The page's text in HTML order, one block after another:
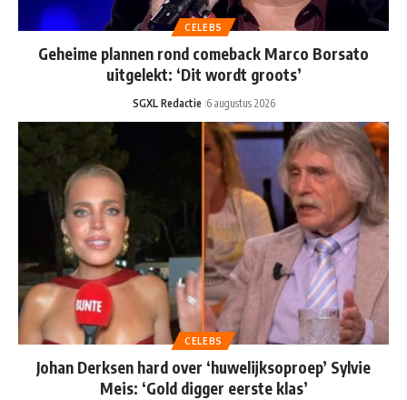
CELEBS
Geheime plannen rond comeback Marco Borsato
uitgelekt: ‘Dit wordt groots’
SGXL Redactie 6 augustus 2026
CELEBS
Johan Derksen hard over ‘huwelijksoproep’ Sylvie
Meis: ‘Gold digger eerste klas’